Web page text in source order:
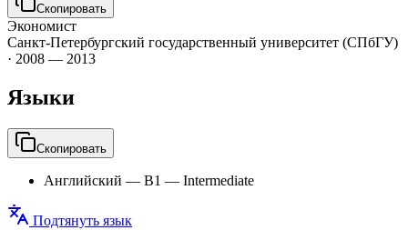
Скопировать
Экономист
Санкт-Петербургский государственный университет (СПбГУ)
· 2008 — 2013
Языки
Скопировать
Английский — B1 — Intermediate
Подтянуть язык